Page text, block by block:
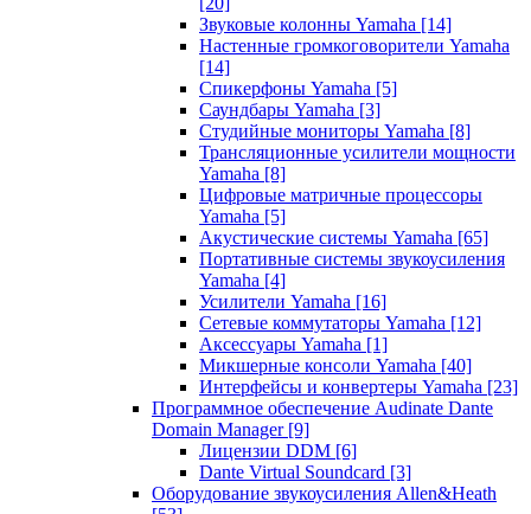
Звуковые колонны Yamaha [14]
Настенные громкоговорители Yamaha
[14]
Спикерфоны Yamaha [5]
Саундбары Yamaha [3]
Студийные мониторы Yamaha [8]
Трансляционные усилители мощности
Yamaha [8]
Цифровые матричные процессоры
Yamaha [5]
Акустические системы Yamaha [65]
Портативные системы звукоусиления
Yamaha [4]
Усилители Yamaha [16]
Сетевые коммутаторы Yamaha [12]
Аксессуары Yamaha [1]
Микшерные консоли Yamaha [40]
Интерфейсы и конвертеры Yamaha [23]
Программное обеспечение Audinate Dante
Domain Manager [9]
Лицензии DDM [6]
Dante Virtual Soundcard [3]
Оборудование звукоусиления Allen&Heath